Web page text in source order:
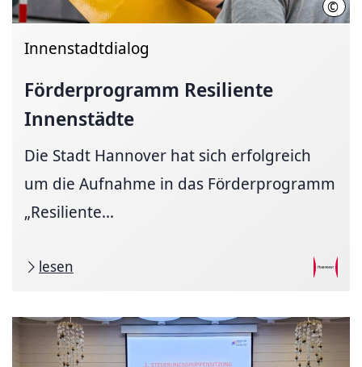
©
Innenstadtdialog
Förderprogramm Resiliente
Innenstädte
Die Stadt Hannover hat sich erfolgreich
um die Aufnahme in das Förderprogramm
„Resiliente...
lesen